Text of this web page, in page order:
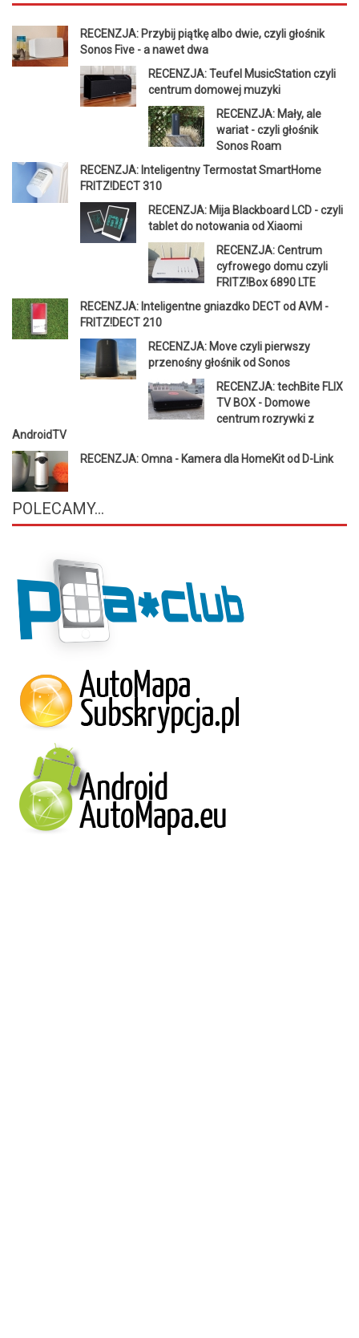
RECENZJA: Przybij piątkę albo dwie, czyli głośnik
Sonos Five - a nawet dwa
RECENZJA: Teufel MusicStation czyli
centrum domowej muzyki
RECENZJA: Mały, ale
wariat - czyli głośnik
Sonos Roam
RECENZJA: Inteligentny Termostat SmartHome
FRITZ!DECT 310
RECENZJA: Mija Blackboard LCD - czyli
tablet do notowania od Xiaomi
RECENZJA: Centrum
cyfrowego domu czyli
FRITZ!Box 6890 LTE
RECENZJA: Inteligentne gniazdko DECT od AVM -
FRITZ!DECT 210
RECENZJA: Move czyli pierwszy
przenośny głośnik od Sonos
RECENZJA: techBite FLIX
TV BOX - Domowe
centrum rozrywki z
AndroidTV
RECENZJA: Omna - Kamera dla HomeKit od D-Link
POLECAMY...